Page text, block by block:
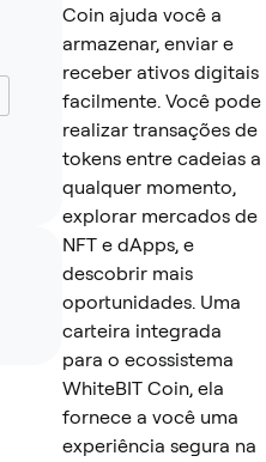
Coin ajuda você a
armazenar, enviar e
receber ativos digitais
facilmente. Você pode
realizar transações de
tokens entre cadeias a
qualquer momento,
explorar mercados de
NFT e dApps, e
descobrir mais
oportunidades. Uma
carteira integrada
para o ecossistema
WhiteBIT Coin, ela
fornece a você uma
experiência segura na